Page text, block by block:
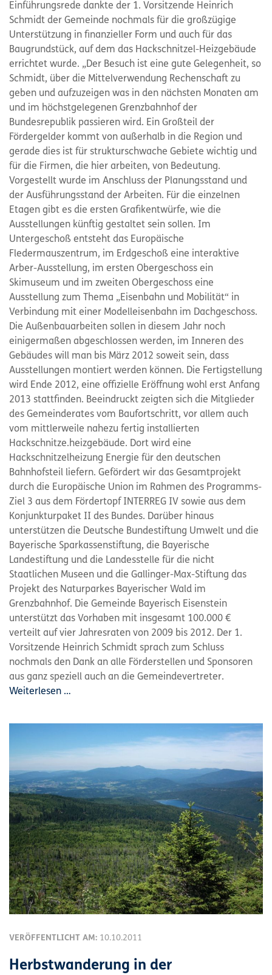
Einführungsrede dankte der 1. Vorsitzende Heinrich
Schmidt der Gemeinde nochmals für die großzügige
Unterstützung in finanzieller Form und auch für das
Baugrundstück, auf dem das Hackschnitzel-Heizgebäude
errichtet wurde. „Der Besuch ist eine gute Gelegenheit, so
Schmidt, über die Mittelverwendung Rechenschaft zu
geben und aufzuzeigen was in den nächsten Monaten am
und im höchstgelegenen Grenzbahnhof der
Bundesrepublik passieren wird. Ein Großteil der
Fördergelder kommt von außerhalb in die Region und
gerade dies ist für strukturschwache Gebiete wichtig und
für die Firmen, die hier arbeiten, von Bedeutung.
Vorgestellt wurde im Anschluss der Planungsstand und
der Ausführungsstand der Arbeiten. Für die einzelnen
Etagen gibt es die ersten Grafikentwürfe, wie die
Ausstellungen künftig gestaltet sein sollen. Im
Untergeschoß entsteht das Europäische
Fledermauszentrum, im Erdgeschoß eine interaktive
Arber-Ausstellung, im ersten Obergeschoss ein
Skimuseum und im zweiten Obergeschoss eine
Ausstellung zum Thema „Eisenbahn und Mobilität“ in
Verbindung mit einer Modelleisenbahn im Dachgeschoss.
Die Außenbauarbeiten sollen in diesem Jahr noch
einigermaßen abgeschlossen werden, im Inneren des
Gebäudes will man bis März 2012 soweit sein, dass
Ausstellungen montiert werden können. Die Fertigstellung
wird Ende 2012, eine offizielle Eröffnung wohl erst Anfang
2013 stattfinden. Beeindruckt zeigten sich die Mitglieder
des Gemeinderates vom Baufortschritt, vor allem auch
vom mittlerweile nahezu fertig installierten
Hackschnitze.heizgebäude. Dort wird eine
Hackschnitzelheizung Energie für den deutschen
Bahnhofsteil liefern. Gefördert wir das Gesamtprojekt
durch die Europäische Union im Rahmen des Programms-
Ziel 3 aus dem Fördertopf INTERREG IV sowie aus dem
Konjunkturpaket II des Bundes. Darüber hinaus
unterstützen die Deutsche Bundestiftung Umwelt und die
Bayerische Sparkassenstiftung, die Bayerische
Landestiftung und die Landesstelle für die nicht
Staatlichen Museen und die Gallinger-Max-Stiftung das
Projekt des Naturparkes Bayerischer Wald im
Grenzbahnhof. Die Gemeinde Bayerisch Eisenstein
unterstützt das Vorhaben mit insgesamt 100.000 €
verteilt auf vier Jahresraten von 2009 bis 2012. Der 1.
Vorsitzende Heinrich Schmidt sprach zum Schluss
nochmals den Dank an alle Förderstellen und Sponsoren
aus ganz speziell auch an die Gemeindevertreter.
Weiterlesen …
VERÖFFENTLICHT AM: 10.10.2011
Herbstwanderung in der